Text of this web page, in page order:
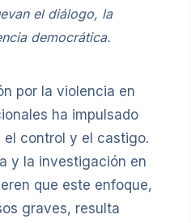
el diálogo, la
democrática.
por la violencia en
ha impulsado
control y el castigo.
y la investigación en
que este enfoque,
graves, resulta